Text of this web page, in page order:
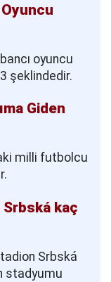
oyuncu
şeklindedir.
Giden
milli futbolcu
kaç
Srbská
stadyumu